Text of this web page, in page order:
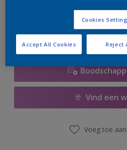
er hard aan om de voorraad aan
Vind een
Voeg toe
Cookies
Reject
Accept All Cookies